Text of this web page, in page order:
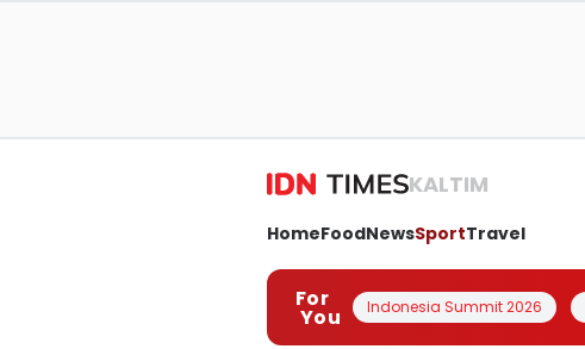
KALTIM
HomeFoodNewsSportTravel
For
You Indonesia Summit 2026